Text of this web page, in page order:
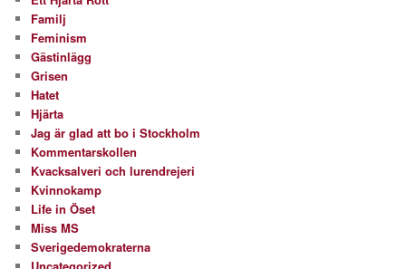
Familj
Feminism
Gästinlägg
Grisen
Hatet
Hjärta
Jag är glad att bo i Stockholm
Kommentarskollen
Kvacksalveri och lurendrejeri
Kvinnokamp
Life in Öset
Miss MS
Sverigedemokraterna